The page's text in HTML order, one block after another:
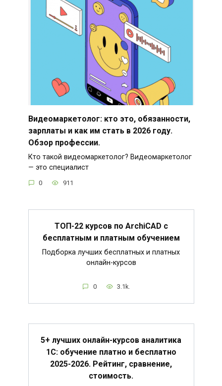
Видеомаркетолог: кто это, обязанности,
зарплаты и как им стать в 2026 году.
Обзор профессии.
Кто такой видеомаркетолог? Видеомаркетолог
— это специалист
0 911
ТОП-22 курсов по ArchiCAD с
бесплатным и платным обучением
Подборка лучших бесплатных и платных
онлайн-курсов
0 3.1k.
5+ лучших онлайн-курсов аналитика
1С: обучение платно и бесплатно
2025-2026. Рейтинг, сравнение,
стоимость.